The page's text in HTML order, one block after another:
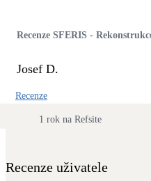
Fotovoltaika
Recenze SFERIS -
Josef D.
Recenze
1 rok na Refsite
Recenze uživatele